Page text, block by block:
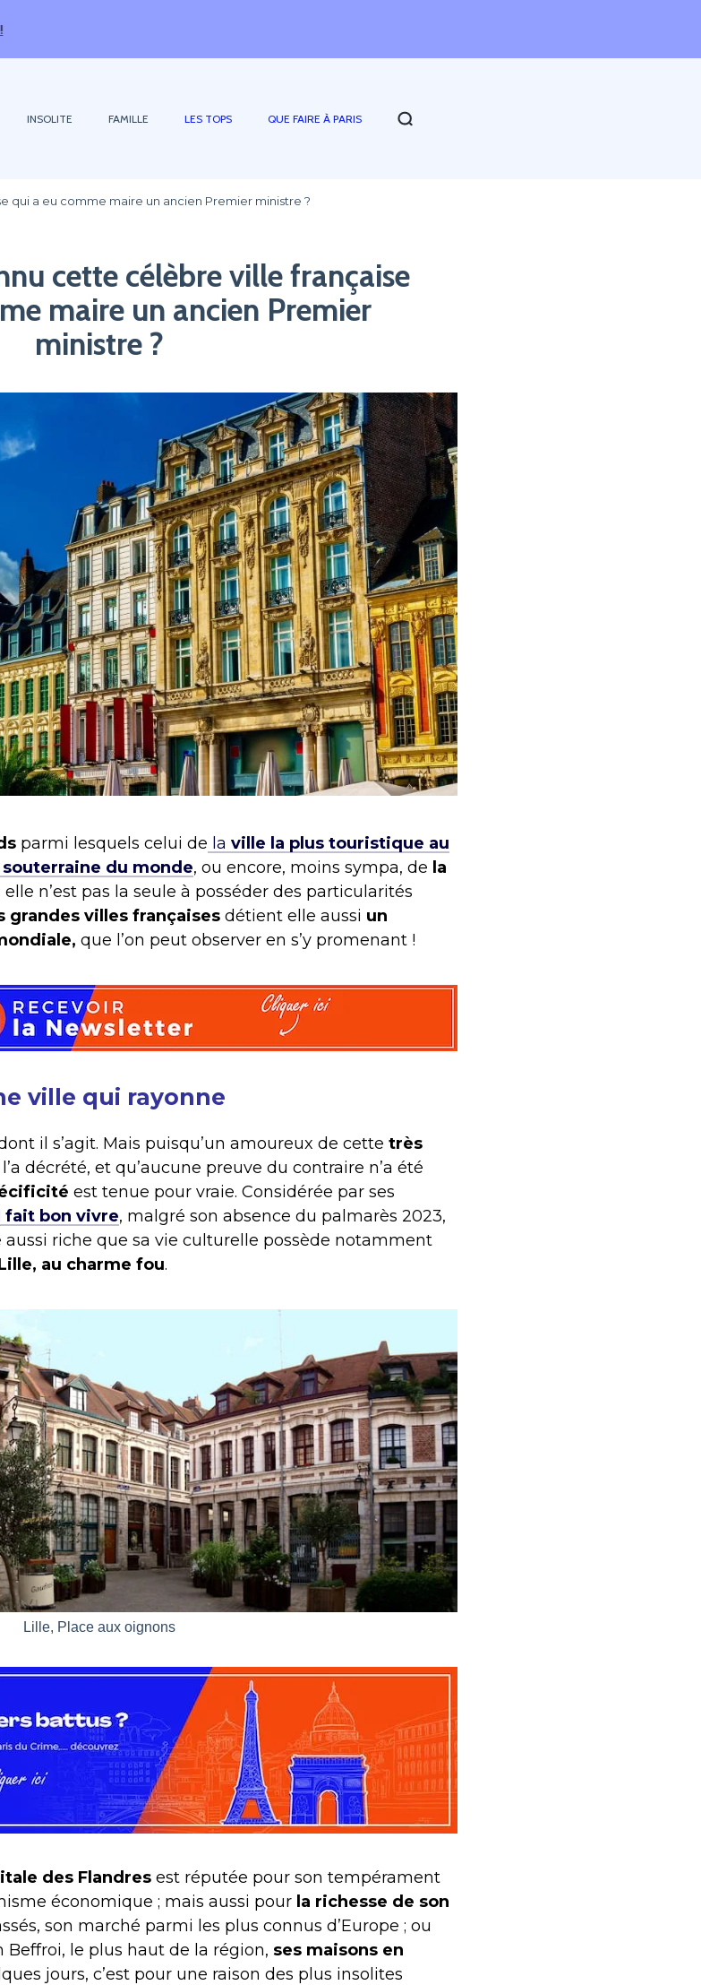
INSOLITE FAMILLE LES TOPS QUE FAIRE À PARIS
qui a eu comme maire un ancien Premier ministre ?
cette célèbre ville française
maire un ancien Premier
ministre ?
parmi lesquels celui de la ville la plus touristique au
du monde, ou encore, moins sympa, de la
elle n’est pas la seule à posséder des particularités
grandes villes françaises détient elle aussi un
que l’on peut observer en s’y promenant !
ville qui rayonne
il s’agit. Mais puisqu’un amoureux de cette très
l’a décrété, et qu’aucune preuve du contraire n’a été
est tenue pour vraie. Considérée par ses
fait bon vivre, malgré son absence du palmarès 2023,
aussi riche que sa vie culturelle possède notamment
au charme fou.
Lille, Place aux oignons
des Flandres est réputée pour son tempérament
économique ; mais aussi pour la richesse de son
son marché parmi les plus connus d’Europe ; ou
Beffroi, le plus haut de la région, ses maisons en
jours, c’est pour une raison des plus insolites